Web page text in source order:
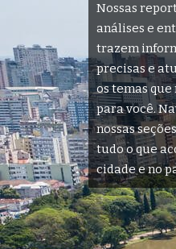
Nossas
análises e
trazem
precisas e
os temas
para você.
nossas
tudo o que
cidade e no